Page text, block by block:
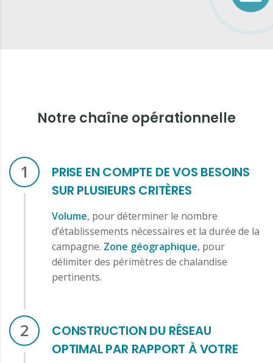
Notre chaîne opérationnelle
1
PRISE EN COMPTE DE VOS BESOINS
SUR PLUSIEURS CRITÈRES
Volume, pour déterminer le nombre
d’établissements nécessaires et la durée de la
campagne. Zone géographique, pour
délimiter des périmètres de chalandise
pertinents.
2
CONSTRUCTION DU RÉSEAU
OPTIMAL PAR RAPPORT À VOTRE